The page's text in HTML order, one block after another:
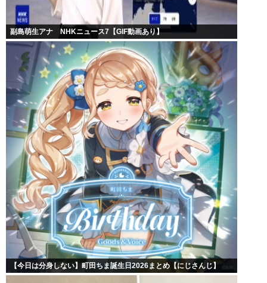
副島萌生アナ NHKニュース7【GIF動画あり】
【今日は分身しない】町田ちま誕生日2026まとめ【にじさんじ】